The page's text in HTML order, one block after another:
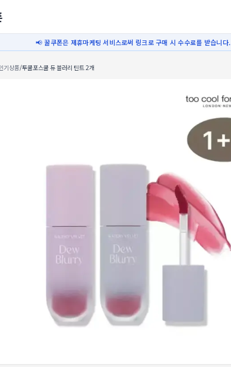
📢 꿀쿠폰은 제휴마케팅 서비스로써 링크로 구매 시 수수료를 받습니다.
기상품/투쿨포스쿨 듀 블러리 틴트 2개